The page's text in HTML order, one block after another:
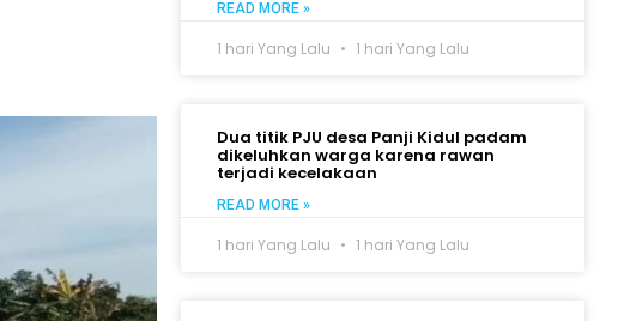
READ MORE »
1 hari Yang Lalu 1 hari Yang Lalu
Dua titik PJU desa Panji Kidul padam
dikeluhkan warga karena rawan
terjadi kecelakaan
READ MORE »
1 hari Yang Lalu 1 hari Yang Lalu